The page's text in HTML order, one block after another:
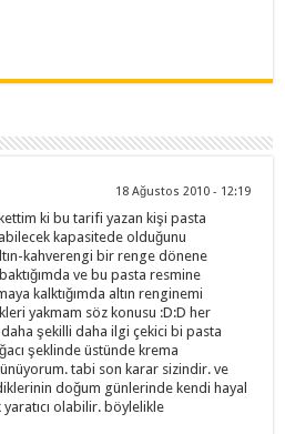
18 Ağustos 2010 - 12:19
ki bu tarifi yazan kişi pasta
kapasitede olduğunu
kahverengi bir renge dönene
ve bu pasta resmine
kalktığımda altın renginemi
yakmam söz konusu :D:D her
şekilli daha ilgi çekici bi pasta
şeklinde üstünde krema
tabi son karar sizindir. ve
doğum günlerinde kendi hayal
olabilir. böylelikle